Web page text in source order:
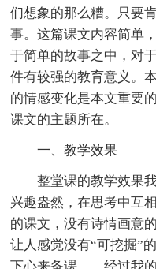
们想象的那么糟。只要
事。这篇课文内容简单
于简单的故事之中，对
件有较强的教育意义。
的情感变化是本文重要
课文的主题所在。
一、教学效果
整堂课的教学效果
兴趣盎然，在思考中互
的课文，没有诗情画意
让人感觉没有“可挖掘”
下心来备课……经过我